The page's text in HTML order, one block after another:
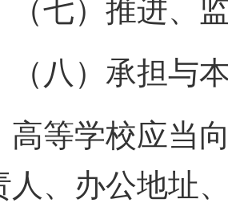
）推进、监
）承担与本
学校应当向
人、办公地址